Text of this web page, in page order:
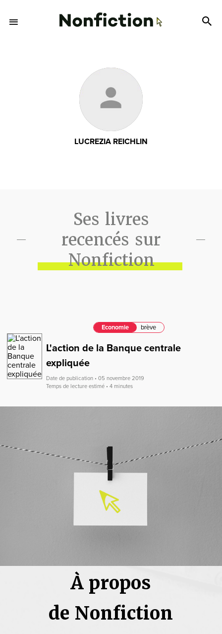
LUCREZIA REICHLIN
Ses livres
recencés sur
Nonfiction
Economie brève
L'action de la Banque centrale
expliquée
Date de publication • 05 novembre 2019
Temps de lecture estimé • 4 minutes
À propos
de Nonfiction